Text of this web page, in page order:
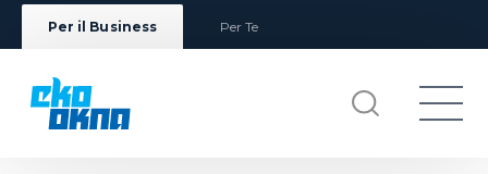
Per il Business Per Te